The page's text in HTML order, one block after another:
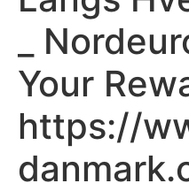
_
Your
https://